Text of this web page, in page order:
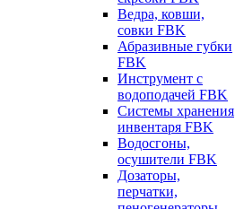
Ведра, ковши,
совки FBK
Абразивные губки
FBK
Инструмент с
водоподачей FBK
Системы хранения
инвентаря FBK
Водосгоны,
осушители FBK
Дозаторы,
перчатки,